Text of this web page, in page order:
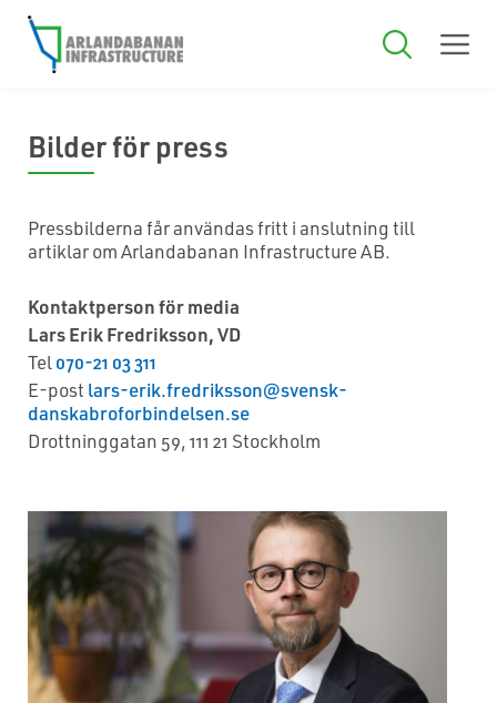
Bilder för press
Pressbilderna får användas fritt i anslutning till
artiklar om Arlandabanan Infrastructure AB.
Kontaktperson för media
Lars Erik Fredriksson, VD
Tel 070-21 03 311
E-post lars-erik.fredriksson@svensk-
danskabroforbindelsen.se
Drottninggatan 59, 111 21 Stockholm